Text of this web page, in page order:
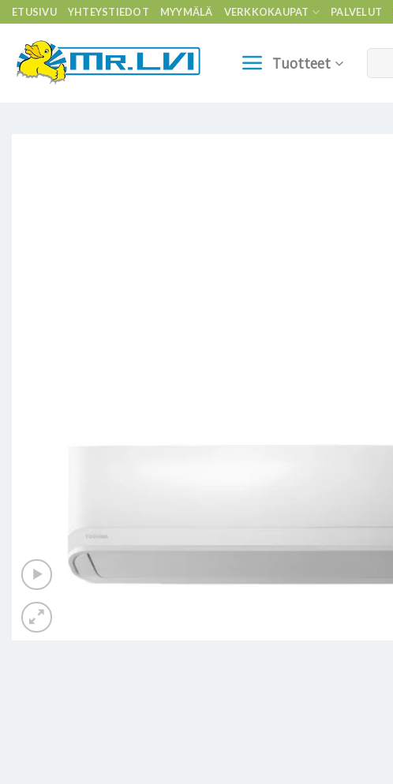
Skip
to
content
ETUSIVU YHTEYSTIEDOT MYYMÄLÄ VERKKOKAUPAT PALVELUT
Tuotteet